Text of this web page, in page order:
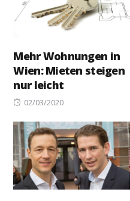
Mehr Wohnungen in
Wien: Mieten steigen
nur leicht
Posted
02/03/2020